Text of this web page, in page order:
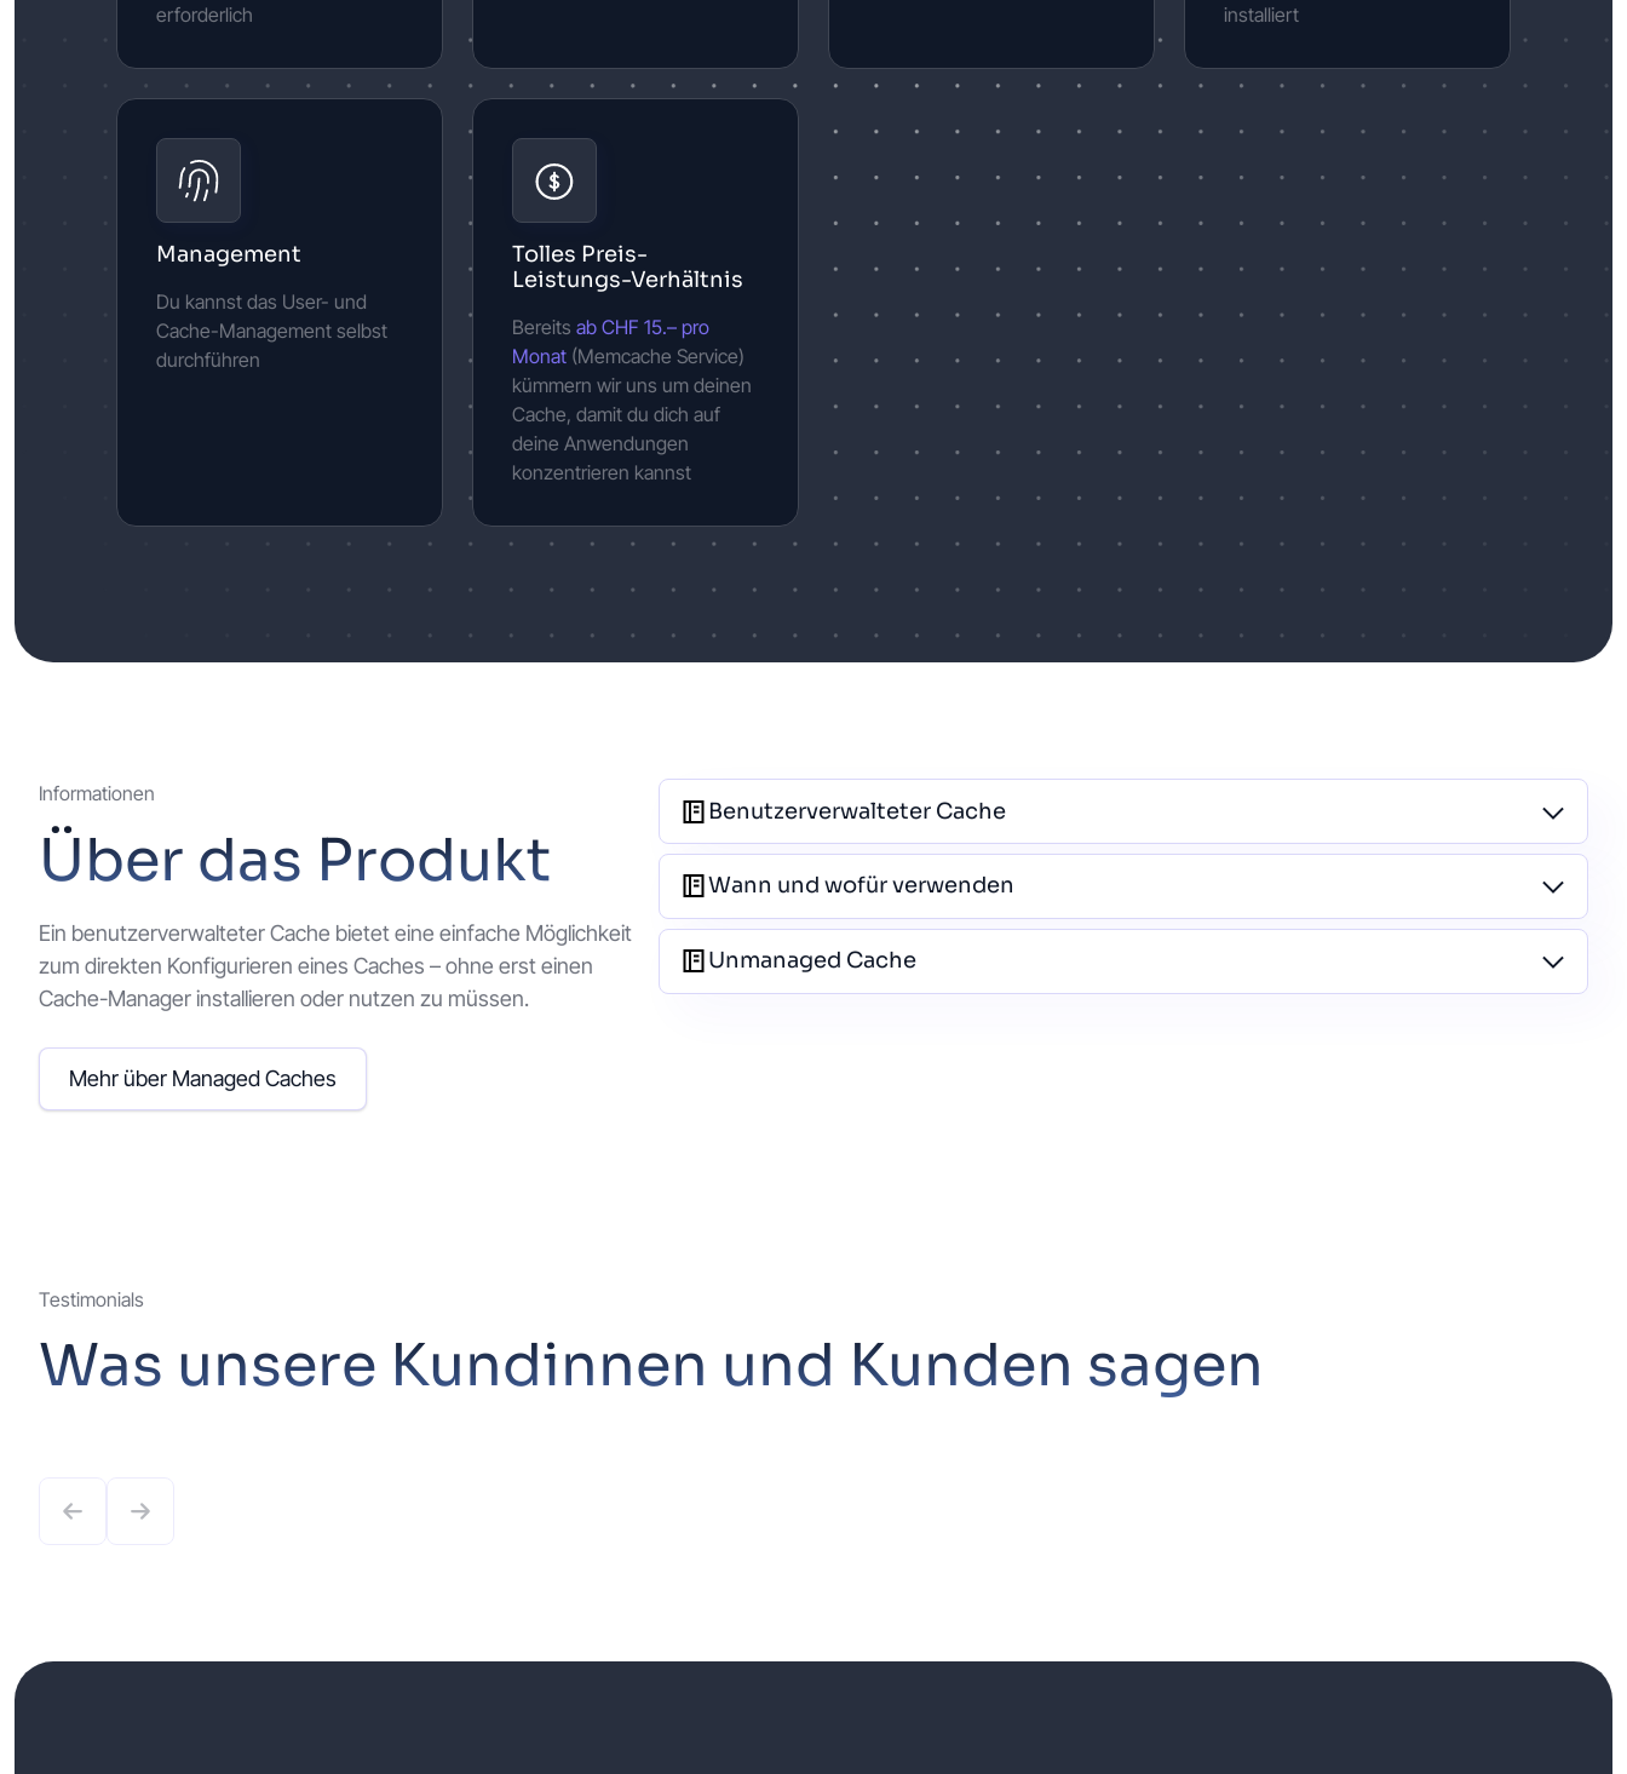
erforderlich
installiert
Management
Du kannst das User- und
Cache-Management selbst
durchführen
Tolles Preis-
Leistungs-Verhältnis
Bereits ab CHF 15.– pro
Monat (Memcache Service)
kümmern wir uns um deinen
Cache, damit du dich auf
deine Anwendungen
konzentrieren kannst
Informationen
Über das Produkt
Ein benutzerverwalteter Cache bietet eine einfache Möglichkeit
zum direkten Konfigurieren eines Caches – ohne erst einen
Cache-Manager installieren oder nutzen zu müssen.
Mehr über Managed Caches
Benutzerverwalteter Cache
Wann und wofür verwenden
Unmanaged Cache
Testimonials
Was unsere Kundinnen und Kunden sagen